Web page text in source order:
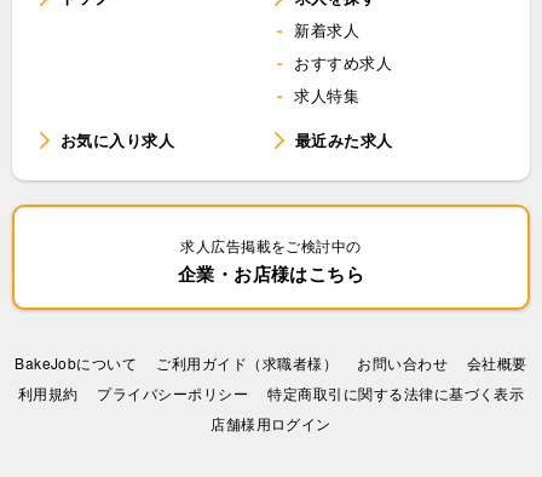
新着求人
おすすめ求人
求人特集
お気に入り求人
最近みた求人
求人広告掲載をご検討中の
企業・お店様はこちら
BakeJobについて ご利用ガイド（求職者様） お問い合わせ
会社概要
利⽤規約
プライバシーポリシー
特定商取引に関する法律に基づく表示
店舗様用ログイン